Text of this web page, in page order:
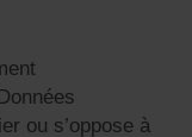
ou s’oppose à